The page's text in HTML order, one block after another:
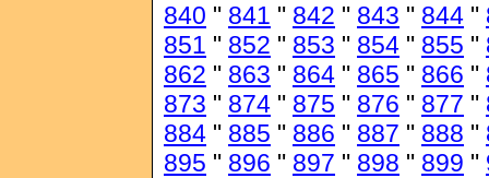
840 " 841 " 842 " 843 " 844 "
851 " 852 " 853 " 854 " 855 "
862 " 863 " 864 " 865 " 866 "
873 " 874 " 875 " 876 " 877 "
884 " 885 " 886 " 887 " 888 "
895 " 896 " 897 " 898 " 899 "